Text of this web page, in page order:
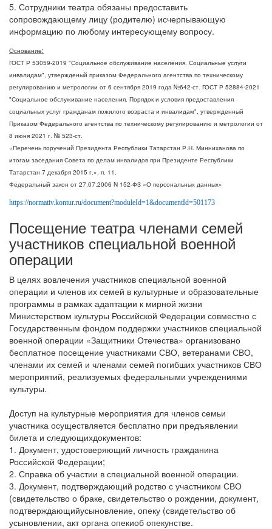
5. Сотрудники театра обязаны предоставить
сопровождающему лицу (родителю) исчерпывающую
информацию по любому интересующему вопросу.
Основание:
ГОСТ Р 53059-2019 "Социальное обслуживание населения. Социальные услуги
инвалидам", утвержденый приказом Федерального агентства по техническому
регулированию и метрологии от 6 сентября 2019 года №642-ст. ГОСТ Р 52884-2021
"Социальное обслуживание населения. Порядок и условия предоставления
социальных услуг гражданам пожилого возраста и инвалидам", утвержденный
Приказом Федерального агентства по техническому регулированию и метрологии от
8 июня 2021 г. № 523-ст.
«Перечень поручений Президента Республики Татарстан Р.Н. Минниханова по
итогам заседания Совета по делам инвалидов при Президенте Республики
Татарстан 7 декабря 2015 г.», п. 11.
Федеральный закон от 27.07.2006 N 152-ФЗ «О персональных данных»
https://normativ.kontur.ru/document?moduleId=1&documentId=501173
Посещение театра членами семей
участников специальной военной
операции
В целях вовлечения участников специальной военной
операции и членов их семей в культурные и образовательные
программы в рамках адаптации к мирной жизни
Министерством культуры Российской Федерации совместно с
Государственным фондом поддержки участников специальной
военной операции «Защитники Отечества» организовано
бесплатное посещение участниками СВО, ветеранами СВО,
членами их семей и членами семей погибших участников СВО
мероприятий, реализуемых федеральными учреждениями
культуры.
Доступ на культурные мероприятия для членов семьи
участника осуществляется бесплатно при предъявлении
билета и следующихдокументов:
1. Документ, удостоверяющий личность гражданина
Российской Федерации;
2. Справка об участии в специальной военной операции.
3. Документ, подтверждающий родство с участником СВО
(свидетельство о браке, свидетельство о рождении, документ,
подтверждающийусыновление, опеку (свидетельство об
усыновлении, акт органа опекиоб опекунстве.